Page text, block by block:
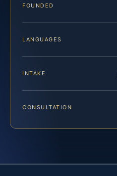
FOUNDED
LANGUAGES
INTAKE
CONSULTATION